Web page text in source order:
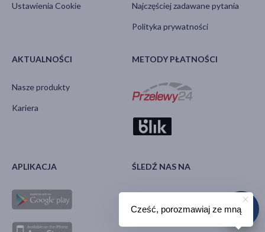
Ustawienia Cookie Najczęściej zadawane pytania
Polityka prywatności
AKTUALNOŚCI
Nasze produkty
Kariera
METODY PŁATNOŚCI
APLIKACJA ŚLEDŹ NAS NA
Cześć, porozmawiaj ze mną